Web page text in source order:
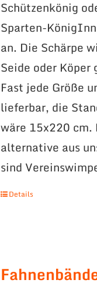
Schützenkönig
Sparten-
an. Die Schärpe
Seide oder
Fast jede Größe
lieferbar, die
wäre 15x220 cm.
alternative aus
sind
Details